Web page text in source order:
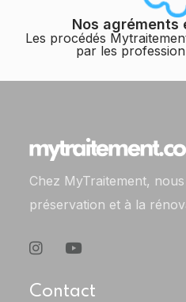
Nos agréments
Les procédés
par les
Chez MyTraitement,
préservation et à la
Contact